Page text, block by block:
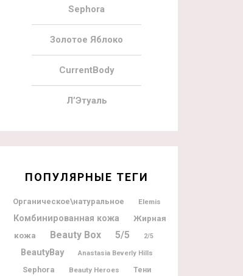
Sephora
Золотое Яблоко
CurrentBody
Л’Этуаль
ПОПУЛЯРНЫЕ ТЕГИ
Органическое\натуральное Elemis
Комбинированная кожа
Жирная
кожа
Beauty Box 5/5 2/5
BeautyBay Anastasia Beverly Hills
Sephora Beauty Heroes Тени